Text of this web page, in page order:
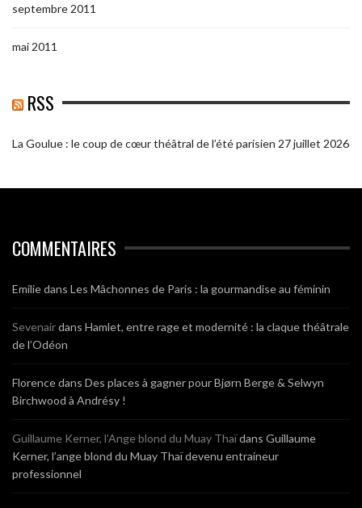
septembre 2011
mai 2011
RSS
La Goulue : le coup de cœur théâtral de l’été parisien 27 juillet 2026
COMMENTAIRES
Emiliedans Les Mâchonnes de Paris : la gourmandise au féminin
Sevenairdans Hamlet, entre rage et modernité : la claque théâtrale
de l’Odéon
Florencedans Des places à gagner pour Bjørn Berge & Selwyn
Birchwood à Andrésy !
Guillaume Kerner, l’Ange blond du Muay Thaïdans Guillaume
Kerner, l’ange blond du Muay Thaï devenu entraineur
professionnel